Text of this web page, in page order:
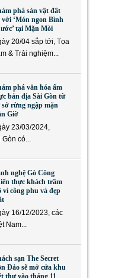
phá sản vật đất
với ‘Món ngon Bình
tại Mặn Mòi
20/04 sắp tới, Tọa
& Trải nghiệm...
phá văn hóa ẩm
bản địa Sài Gòn từ
sở rừng ngập mặn
Giờ
23/03/2024,
có...
nghệ Gò Công
thực khách trầm
vì công phu và đẹp
16/12/2023, các
Nam...
sạn The Secret
Đảo sẽ mở cửa khu
thự vào tháng 11